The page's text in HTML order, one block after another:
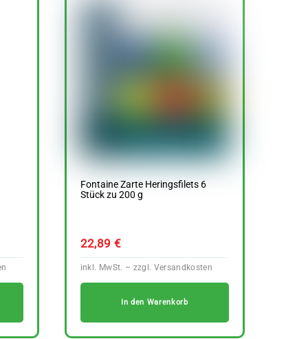
Fontaine Zarte Heringsfilets 6
Stück zu 200 g
22,89 €
In den Warenkorb